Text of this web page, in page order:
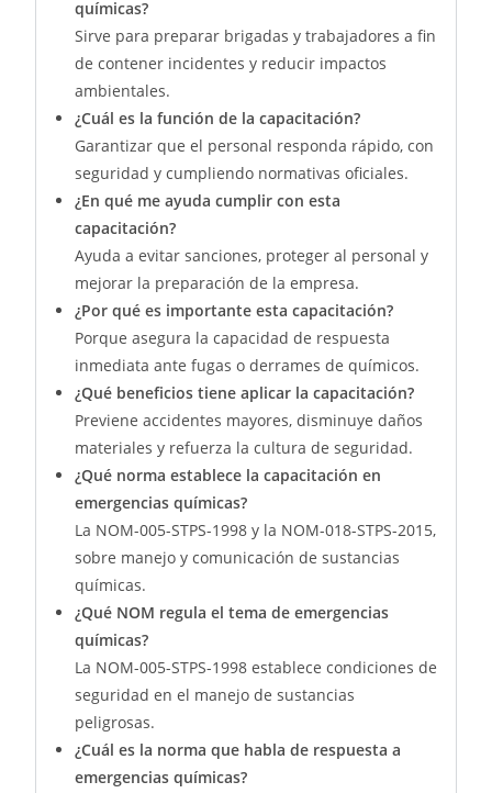
químicas?
Sirve para preparar brigadas y trabajadores a fin
de contener incidentes y reducir impactos
ambientales.
¿Cuál es la función de la capacitación?
Garantizar que el personal responda rápido, con
seguridad y cumpliendo normativas oficiales.
¿En qué me ayuda cumplir con esta
capacitación?
Ayuda a evitar sanciones, proteger al personal y
mejorar la preparación de la empresa.
¿Por qué es importante esta capacitación?
Porque asegura la capacidad de respuesta
inmediata ante fugas o derrames de químicos.
¿Qué beneficios tiene aplicar la capacitación?
Previene accidentes mayores, disminuye daños
materiales y refuerza la cultura de seguridad.
¿Qué norma establece la capacitación en
emergencias químicas?
La NOM-005-STPS-1998 y la NOM-018-STPS-2015,
sobre manejo y comunicación de sustancias
químicas.
¿Qué NOM regula el tema de emergencias
químicas?
La NOM-005-STPS-1998 establece condiciones de
seguridad en el manejo de sustancias
peligrosas.
¿Cuál es la norma que habla de respuesta a
emergencias químicas?